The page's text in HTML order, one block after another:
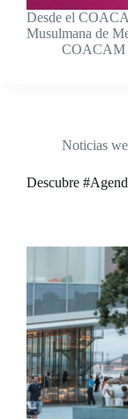
Desde el
Musulmana de
COACAM
Noticias
Descubre